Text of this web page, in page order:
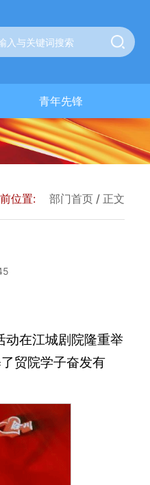
青年先锋
位置: 部门首页 / 正文
动在江城剧院隆重举
贸院学子奋发有